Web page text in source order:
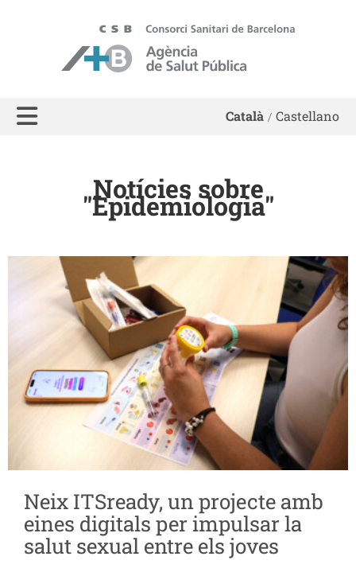
ASPB - Agència de Salut Pública de Barcelona
Català Castellano
Notícies sobre
"Epidemiologia"
Neix ITSready, un projecte amb
eines digitals per impulsar la
salut sexual entre els joves